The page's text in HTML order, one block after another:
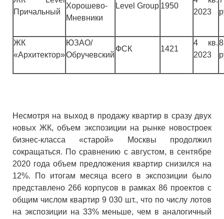
Причальный
Хорошево-
Мневники
Level Group 1950
2023
ЖК
«Архитектор»
ЮЗАО/
Обручевский
ФСК 1421
4 кв.
2023
Несмотря на выход в продажу квартир в сразу двух
новых ЖК, объем экспозиции на рынке новостроек
бизнес-класса «старой» Москвы продолжил
сокращаться. По сравнению с августом, в сентябре
2020 года объем предложения квартир снизился на
12%. По итогам месяца всего в экспозиции было
представлено 266 корпусов в рамках 86 проектов с
общим числом квартир 9 030 шт., что по числу лотов
на экспозиции на 33% меньше, чем в аналогичный